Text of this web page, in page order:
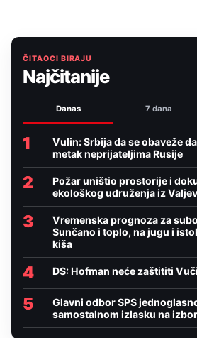
ČITAOCI BIRAJU
Najčitanije
Danas 7 dana
1
Vulin: Srbija da se obaveže
metak neprijateljima Rusije
2
Požar uništio prostorije i
ekološkog udruženja iz
3
Vremenska prognoza za
Sunčano i toplo, na jugu i
kiša
4 DS: Hofman neće zaštititi
5
Glavni odbor SPS
samostalnom izlasku na